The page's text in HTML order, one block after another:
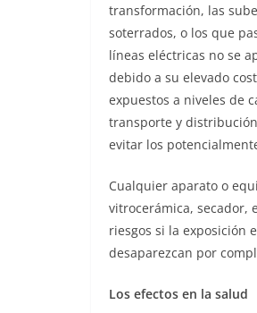
transformación, las
soterrados, o los que
líneas eléctricas no se
debido a su elevado
expuestos a niveles de
transporte y
evitar los
Cualquier aparato o
vitrocerámica, secador,
riesgos si la exposición
desaparezcan por
Los efectos en la salud